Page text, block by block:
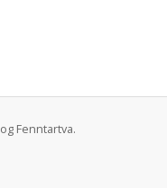
Fenntartva.